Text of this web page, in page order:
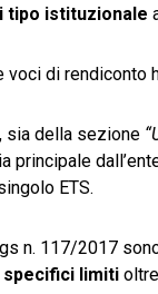
tipo istituzionale
di rendiconto
sia della sezione
principale
ETS.
n. 117/2017
specifici limiti